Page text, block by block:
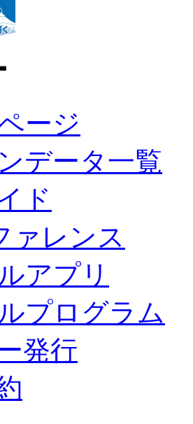
ージ
データ一覧
ド
ァレンス
アプリ
プログラム
発行